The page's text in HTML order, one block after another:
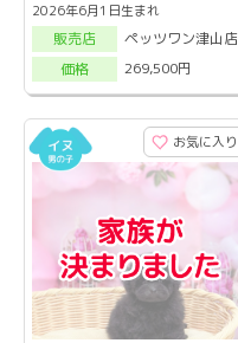
2026年6月1日生まれ
販売店
ペッツワン津山店
価格
269,500円
お気に入り